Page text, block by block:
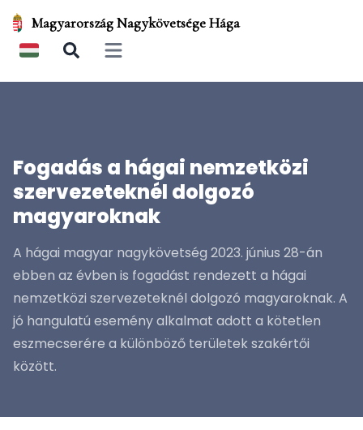
Magyarország Nagykövetsége Hága
Open main menu
Fogadás a hágai nemzetközi
szervezeteknél dolgozó
magyaroknak
A hágai magyar nagykövetség 2023. június 28-án
ebben az évben is fogadást rendezett a hágai
nemzetközi szervezeteknél dolgozó magyaroknak. A
jó hangulatú esemény alkalmat adott a kötetlen
eszmecserére a különböző területek szakértői
között.